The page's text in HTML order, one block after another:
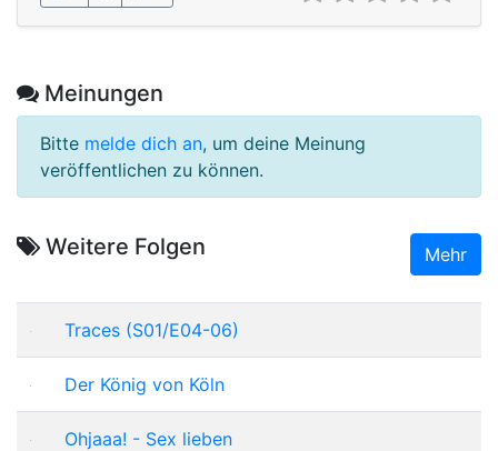
Meinungen
Bitte melde dich an, um deine Meinung
veröffentlichen zu können.
Weitere Folgen Mehr
Traces (S01/E04-06)
Der König von Köln
Ohjaaa! - Sex lieben